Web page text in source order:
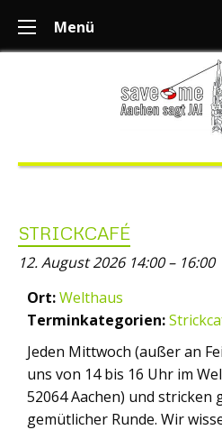
Menü
STRICKCAFÉ
12. August 2026 14:00– 16:00
Ort:Welthaus
Terminkategorien:
Jeden Mittwoch (außer an
uns von 14 bis 16 Uhr im
52064 Aachen) und stricken
gemütlicher Runde. Wir